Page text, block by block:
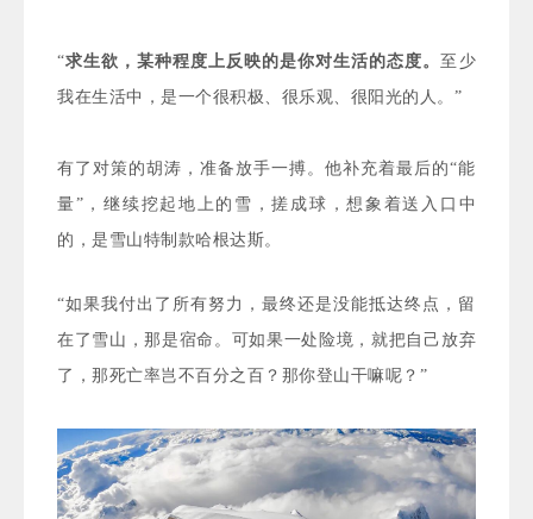
“求生欲，某种程度上反映的是你对生活的态度。 至少
我在生活中，是一个很积极、很乐观、很阳光的人。”
有了对策的胡涛，准备放手一搏。他补充着最后的“能
量”，继续挖起地上的雪，搓成球，想象着送入口中
的，是雪山特制款哈根达斯。
“如果我付出了所有努力，最终还是没能抵达终点，留
在了雪山，那是宿命。可如果一处险境，就把自己放弃
了，那死亡率岂不百分之百？那你登山干嘛呢？”